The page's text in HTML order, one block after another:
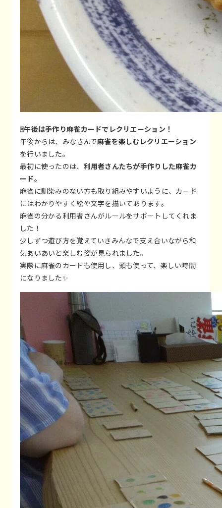
🀄午後は手作り麻雀カードでレクリエーション！
午後からは、みなさんで麻雀を楽しむレクリエーション
を行いました。
最初に使ったのは、 利用者さんたちが手作りした麻雀カ
ード。
麻雀に馴染みのない方も取り組みやすいように、カード
にはわかりやすく絵や文字を描いてあります。
麻雀の分かる利用者さんがルールをサポートしてくれま
した！
少しずつ遊び方を覚えていきみんなで支え合いながら和
気あいあいと楽しむ姿が見られました。
実際に麻雀のカードも使用し、頭も使って、楽しい時間
になりました✨